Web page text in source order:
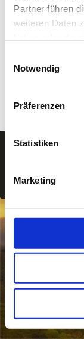
Partner führen
weiteren Daten
Notwendig
Präferenzen
Statistiken
Marketing
© Leinenlos